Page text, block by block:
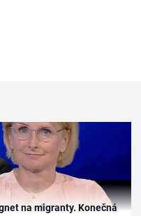
na migranty. Konečná